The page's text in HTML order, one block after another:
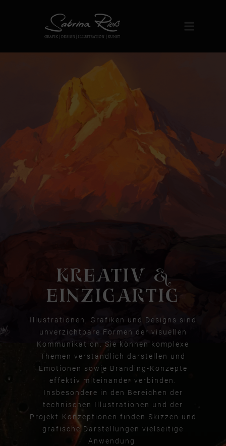
KREATIV &
EINZIGARTIG
Illustrationen, Grafiken und Designs sind
unverzichtbare Formen der visuellen
Kommunikation. Sie können komplexe
Themen verständlich darstellen und
Emotionen sowie Branding-Konzepte
effektiv miteinander verbinden.
Insbesondere in den Bereichen der
technischen Illustrationen und der
Projekt-Konzeptionen finden Skizzen und
grafische Darstellungen vielseitige
Anwendung.